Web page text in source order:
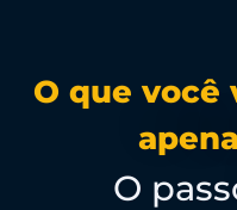
O que você
O